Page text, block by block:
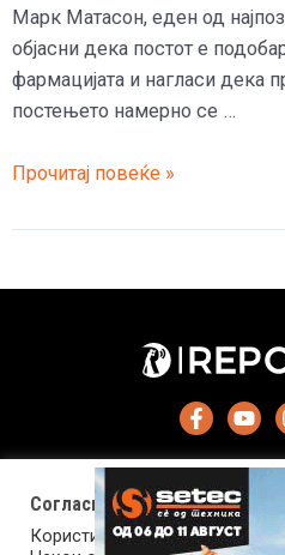
Марк Матасон, еден од
објасни дека постот е
фармацијата и нагласи дека
постењето намерно се …
Зошто
не
го
може
излечи
Прочитај повеќе »
Согласност за колачиња
Користиме колачиња за